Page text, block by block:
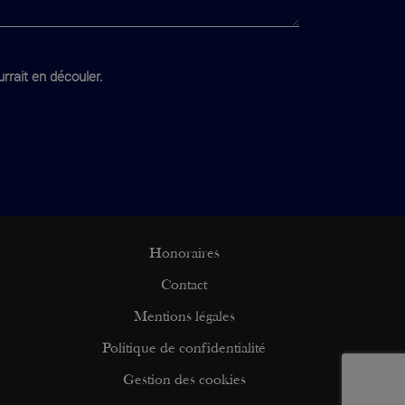
en découler.
Honoraires
Contact
Mentions légales
Politique de confidentialité
Gestion des cookies